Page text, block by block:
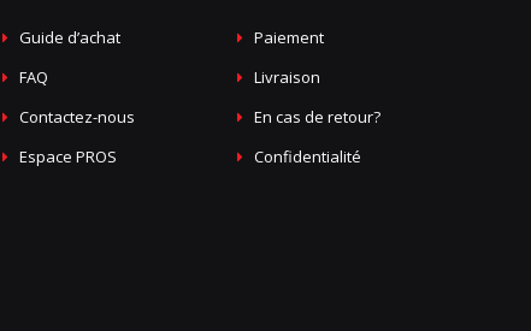
Guide d’achat
FAQ
Contactez-nous
Espace PROS
Paiement
Livraison
En cas de retour?
Confidentialité